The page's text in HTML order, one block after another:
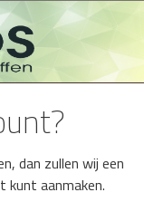
dan zullen wij een
kunt aanmaken.